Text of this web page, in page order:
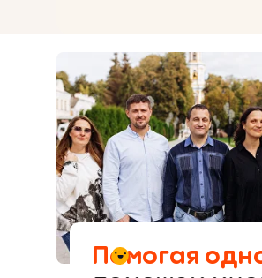
Помогая